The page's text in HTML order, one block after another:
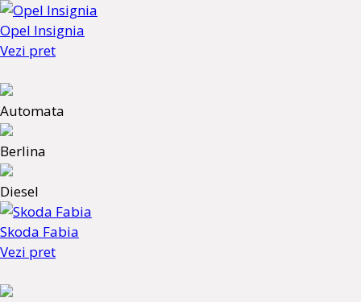
Opel Insignia
Vezi pret
Automata
Berlina
Diesel
Skoda Fabia
Vezi pret